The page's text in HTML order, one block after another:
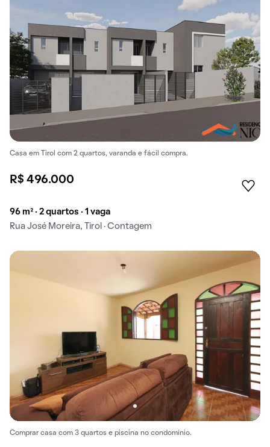
Casa em Tirol com 2 quartos, varanda e fácil compra.
R$ 496.000
96 m² · 2 quartos · 1 vaga
Rua José Moreira, Tirol · Contagem
Comprar casa com 3 quartos e piscina no condomínio.